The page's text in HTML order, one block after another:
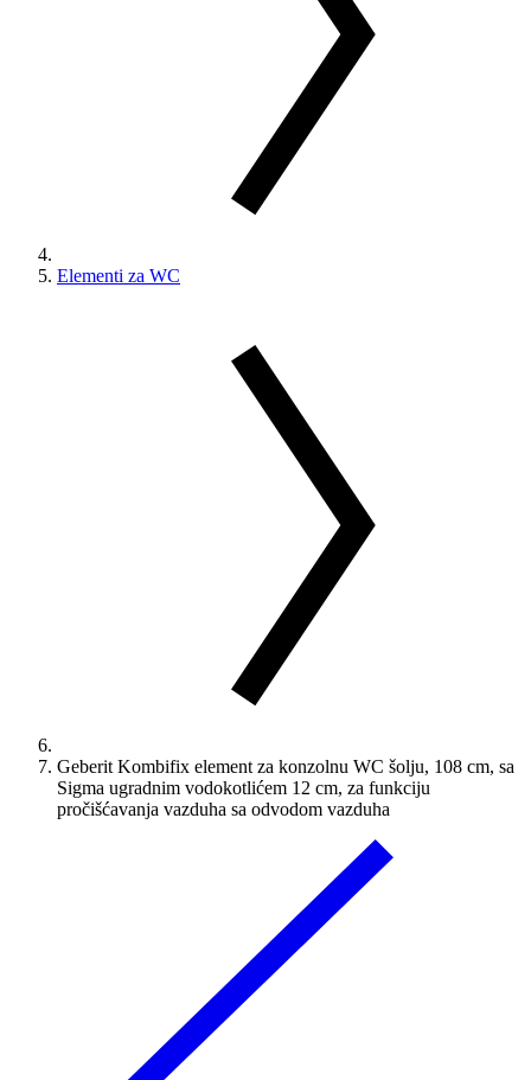
Elementi za WC
Geberit Kombifix element za konzolnu WC šolju, 108 cm, sa
Sigma ugradnim vodokotlićem 12 cm, za funkciju
pročišćavanja vazduha sa odvodom vazduha